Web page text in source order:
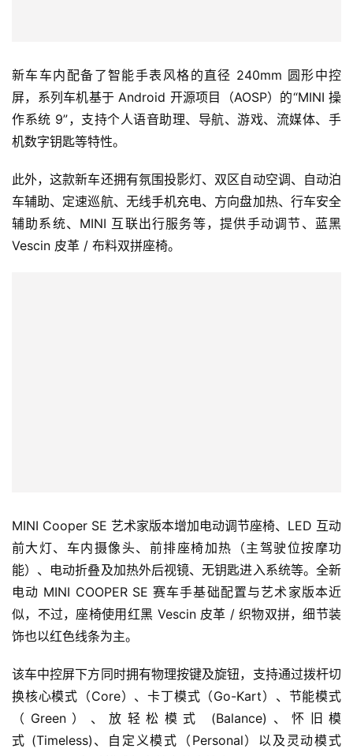
讯
报
栏
吉
新车车内配备了智能手表风格的直径 240mm 圆形中控
屏，系列车机基于 Android 开源项目（AOSP）的“MINI 操
作系统 9”，支持个人语音助理、导航、游戏、流媒体、手
机数字钥匙等特性。
此外，这款新车还拥有氛围投影灯、双区自动空调、自动泊
车辅助、定速巡航、无线手机充电、方向盘加热、行车安全
辅助系统、MINI 互联出行服务等，提供手动调节、蓝黑
Vescin 皮革 / 布料双拼座椅。
MINI Cooper SE 艺术家版本增加电动调节座椅、LED 互动
前大灯、车内摄像头、前排座椅加热（主驾驶位按摩功
能）、电动折叠及加热外后视镜、无钥匙进入系统等。全新
电动 MINI COOPER SE 赛车手基础配置与艺术家版本近
似，不过，座椅使用红黑 Vescin 皮革 / 织物双拼，细节装
饰也以红色线条为主。
该车中控屏下方同时拥有物理按键及旋钮，支持通过拨杆切
换核心模式（Core）、卡丁模式（Go-Kart）、节能模式
（Green）、放轻松模式 (Balance)、怀旧模
式 (Timeless)、自定义模式（Personal）以及灵动模式